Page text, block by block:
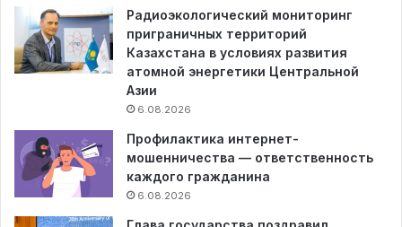
Радиоэкологический мониторинг
приграничных территорий
Казахстана в условиях развития
атомной энергетики Центральной
Азии
6.08.2026
Профилактика интернет-
мошенничества — ответственность
каждого гражданина
6.08.2026